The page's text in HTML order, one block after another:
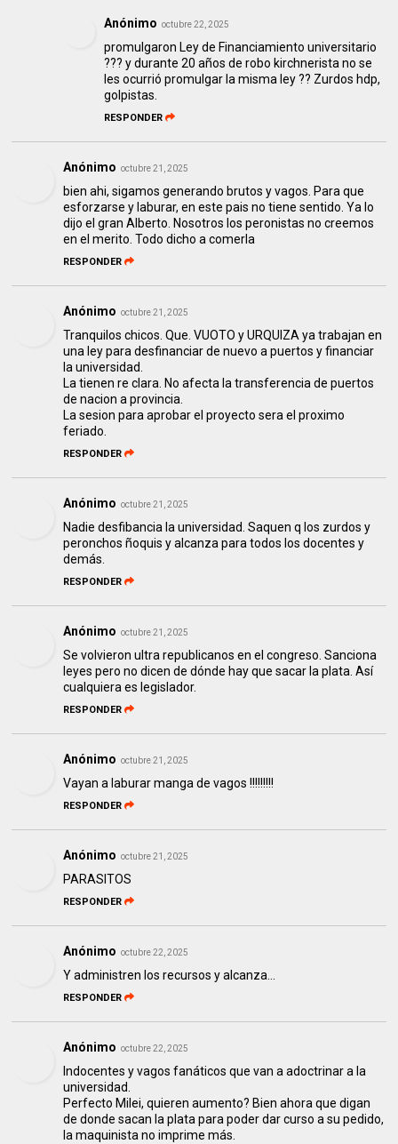
Anónimo octubre 22, 2025
promulgaron Ley de Financiamiento universitario
??? y durante 20 años de robo kirchnerista no se
les ocurrió promulgar la misma ley ?? Zurdos hdp,
golpistas.
RESPONDER
Anónimo octubre 21, 2025
bien ahi, sigamos generando brutos y vagos. Para que
esforzarse y laburar, en este pais no tiene sentido. Ya lo
dijo el gran Alberto. Nosotros los peronistas no creemos
en el merito. Todo dicho a comerla
RESPONDER
Anónimo octubre 21, 2025
Tranquilos chicos. Que. VUOTO y URQUIZA ya trabajan en
una ley para desfinanciar de nuevo a puertos y financiar
la universidad.
La tienen re clara. No afecta la transferencia de puertos
de nacion a provincia.
La sesion para aprobar el proyecto sera el proximo
feriado.
RESPONDER
Anónimo octubre 21, 2025
Nadie desfibancia la universidad. Saquen q los zurdos y
peronchos ñoquis y alcanza para todos los docentes y
demás.
RESPONDER
Anónimo octubre 21, 2025
Se volvieron ultra republicanos en el congreso. Sanciona
leyes pero no dicen de dónde hay que sacar la plata. Así
cualquiera es legislador.
RESPONDER
Anónimo octubre 21, 2025
Vayan a laburar manga de vagos !!!!!!!!!
RESPONDER
Anónimo octubre 21, 2025
PARASITOS
RESPONDER
Anónimo octubre 22, 2025
Y administren los recursos y alcanza...
RESPONDER
Anónimo octubre 22, 2025
Indocentes y vagos fanáticos que van a adoctrinar a la
universidad.
Perfecto Milei, quieren aumento? Bien ahora que digan
de donde sacan la plata para poder dar curso a su pedido,
la maquinista no imprime más.